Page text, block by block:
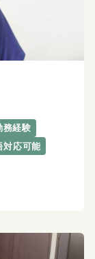
務経験
対応可能